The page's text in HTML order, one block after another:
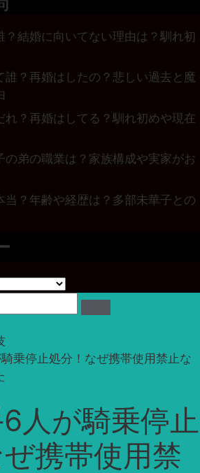
？結婚に向いてない理由は？馴れ初
誰？再婚はしたの？悲しい過去と魔
れ？再婚はしてる？馴れ初めや現在
の弟の職業は？家族構成や実家がお
当？年齢や経歴は？多部未華子との
乗停止処分！なぜ携帯使用禁止な
人が騎乗停止
携帯使用禁